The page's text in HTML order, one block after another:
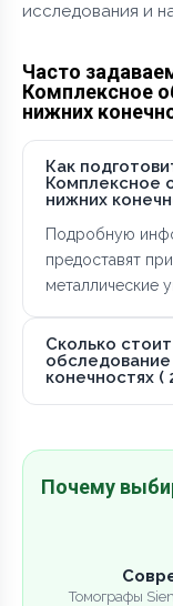
исследования и
Часто
Комплексное
нижних
Как
Комплексное
нижних
Подробную
предоставят
металлические
Сколько
конечностях (
Почему
Томографы